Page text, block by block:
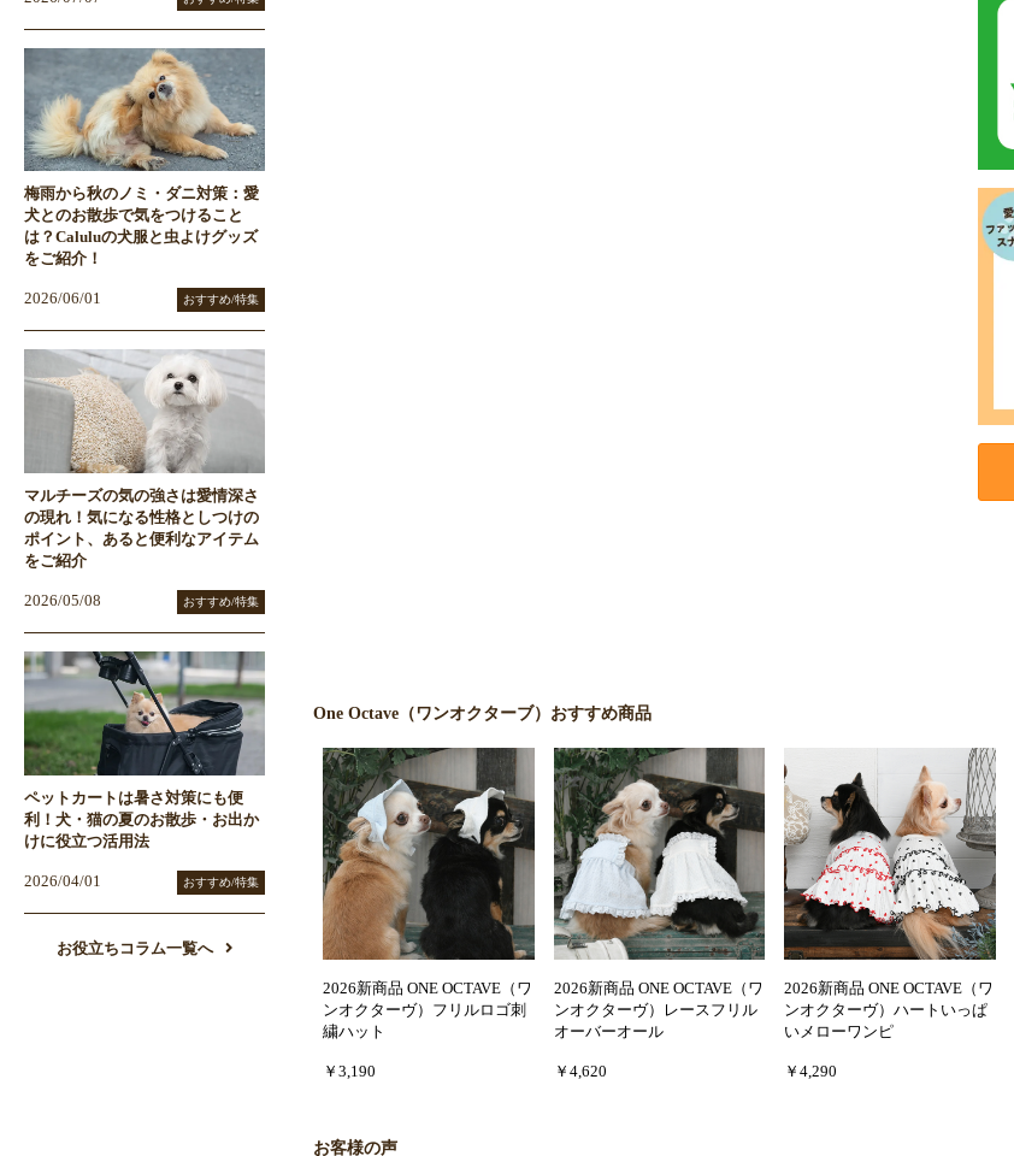
One Octave（ワンオクターブ）おすすめ商品
2026新商品 ONE OCTAVE（ワ
ンオクターヴ）フリルロゴ刺
繍ハット
￥3,190
2026新商品 ONE OCTAVE（ワ
ンオクターヴ）レースフリル
オーバーオール
￥4,620
2026新商品 ONE OCTAVE（ワ
ンオクターヴ）ハートいっぱ
いメローワンピ
￥4,290
お客様の声
梅雨から秋のノミ・ダニ対策：愛
犬とのお散歩で気をつけること
は？Caluluの犬服と虫よけグッズ
をご紹介！
2026/06/01 おすすめ/特集
マルチーズの気の強さは愛情深さ
の現れ！気になる性格としつけの
ポイント、あると便利なアイテム
をご紹介
2026/05/08 おすすめ/特集
ペットカートは暑さ対策にも便
利！犬・猫の夏のお散歩・お出か
けに役立つ活用法
2026/04/01 おすすめ/特集
お役立ちコラム一覧へ